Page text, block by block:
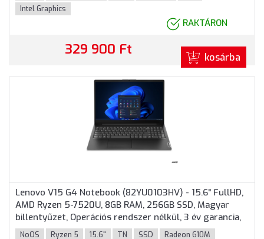
Intel Graphics
RAKTÁRON
329 900 Ft kosárba
Lenovo V15 G4 Notebook (82YU0103HV) - 15.6" FullHD,
AMD Ryzen 5-7520U, 8GB RAM, 256GB SSD, Magyar
billentyűzet, Operációs rendszer nélkül, 3 év garancia,
Fekete színben
NoOS Ryzen 5 15.6" TN SSD Radeon 610M